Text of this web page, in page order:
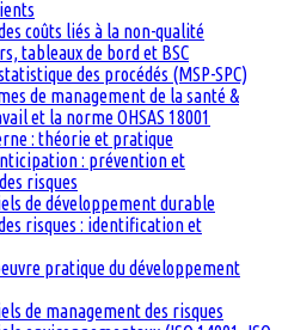
coûts liés à la non-qualité
tableaux de bord et BSC
des procédés (MSP-SPC)
de management de la santé &
et la norme OHSAS 18001
: théorie et pratique
: prévention et
risques
de développement durable
risques : identification et
pratique du développement
de management des risques